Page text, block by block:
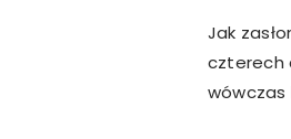
Jak
czterech
wówczas